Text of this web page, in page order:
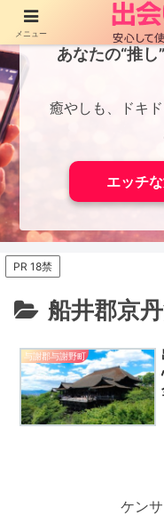
あなたの“推し
癒やしも、ドキ
エッチ
PR 18禁
船井郡京
与謝郡与謝野町
ケン
メニュー